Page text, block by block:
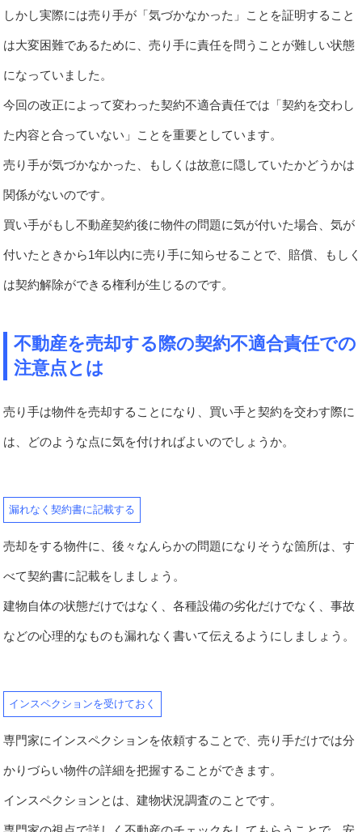
しかし実際には売り手が「気づかなかった」ことを証明すること
は大変困難であるために、売り手に責任を問うことが難しい状態
になっていました。
今回の改正によって変わった契約不適合責任では「契約を交わし
た内容と合っていない」ことを重要としています。
売り手が気づかなかった、もしくは故意に隠していたかどうかは
関係がないのです。
買い手がもし不動産契約後に物件の問題に気が付いた場合、気が
付いたときから1年以内に売り手に知らせることで、賠償、もしく
は契約解除ができる権利が生じるのです。
不動産を売却する際の契約不適合責任での
注意点とは
売り手は物件を売却することになり、買い手と契約を交わす際に
は、どのような点に気を付ければよいのでしょうか。
漏れなく契約書に記載する
売却をする物件に、後々なんらかの問題になりそうな箇所は、す
べて契約書に記載をしましょう。
建物自体の状態だけではなく、各種設備の劣化だけでなく、事故
などの心理的なものも漏れなく書いて伝えるようにしましょう。
インスペクションを受けておく
専門家にインスペクションを依頼することで、売り手だけでは分
かりづらい物件の詳細を把握することができます。
インスペクションとは、建物状況調査のことです。